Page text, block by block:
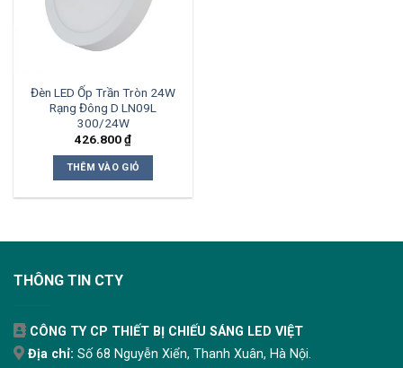
Đèn LED Ốp Trần Tròn 24W
Rạng Đông D LN09L
300/24W
426.800₫
THÊM VÀO GIỎ
THÔNG TIN CTY
CÔNG TY CP THIẾT BỊ CHIẾU SÁNG LED VIỆT
Địa chỉ: Số 68 Nguyễn Xiển, Thanh Xuân, Hà Nội.